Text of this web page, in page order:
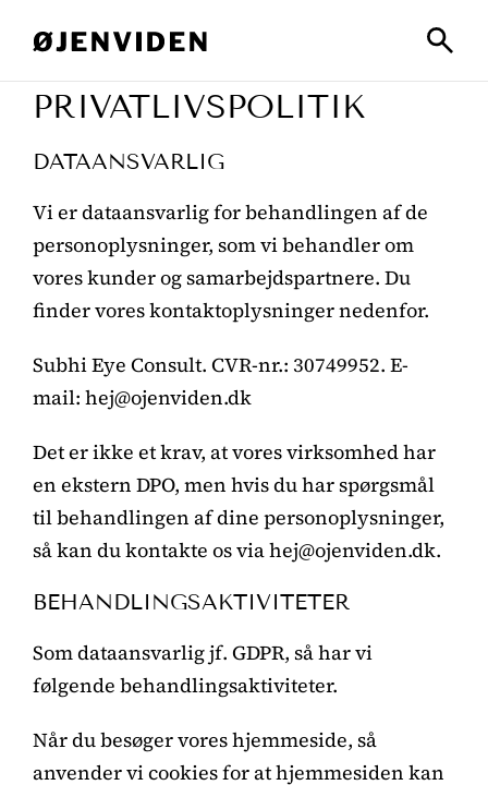
PRIVATLIVSPOLITIK
DATAANSVARLIG
Vi er dataansvarlig for behandlingen af de
personoplysninger, som vi behandler om
vores kunder og samarbejdspartnere. Du
finder vores kontaktoplysninger nedenfor.
Subhi Eye Consult. CVR-nr.: 30749952. E-
mail: hej@ojenviden.dk
Det er ikke et krav, at vores virksomhed har
en ekstern DPO, men hvis du har spørgsmål
til behandlingen af dine personoplysninger,
så kan du kontakte os via hej@ojenviden.dk.
BEHANDLINGSAKTIVITETER
Som dataansvarlig jf. GDPR, så har vi
følgende behandlingsaktiviteter.
Når du besøger vores hjemmeside, så
anvender vi cookies for at hjemmesiden kan